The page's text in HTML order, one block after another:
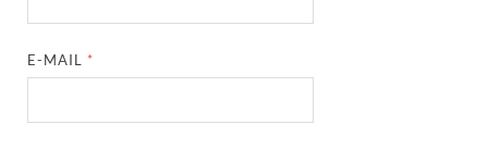
E-MAIL *